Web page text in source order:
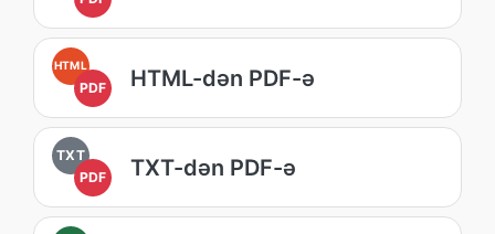
HTML
PDF HTML-dən PDF-ə
TXT
PDF
TXT-dən PDF-ə